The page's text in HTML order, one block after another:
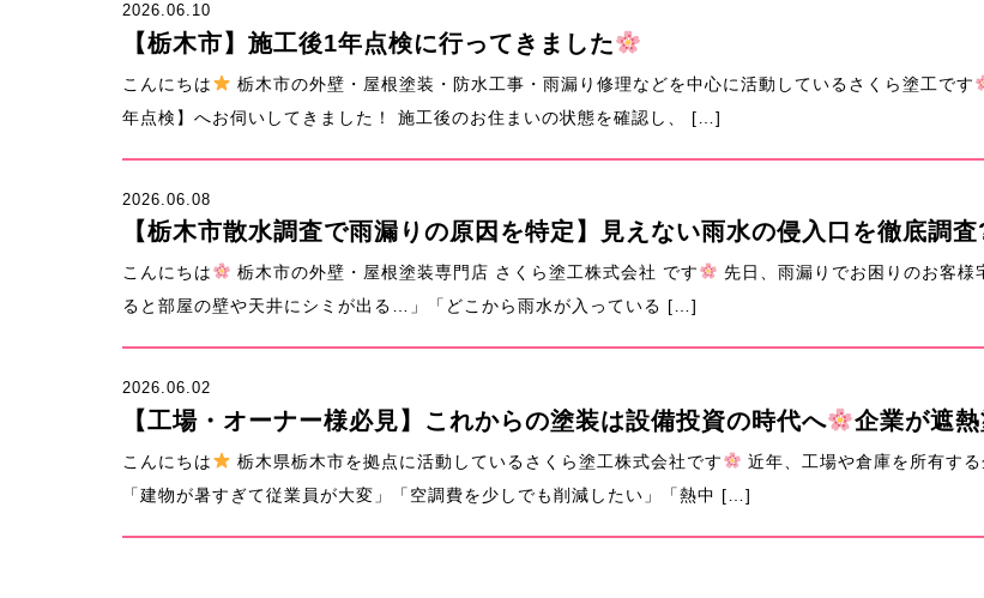
2026.06.10
【栃木市】施工後1年点検に行ってきました
こんにちは 栃木市の外壁・屋根塗装・防水工事・雨漏り修理などを中心に活動しているさくら塗工です
年点検】へお伺いしてきました！ 施工後のお住まいの状態を確認し、 […]
2026.06.08
【栃木市散水調査で雨漏りの原因を特定】見えない雨水の侵入口を徹底調
こんにちは 栃木市の外壁・屋根塗装専門店 さくら塗工株式会社 です
先日、雨漏りでお困りのお客
ると部屋の壁や天井にシミが出る…」「どこから雨水が入っている […]
2026.06.02
【工場・オーナー様必見】これからの塗装は設備投資の時代へ 企業が遮
こんにちは 栃木県栃木市を拠点に活動しているさくら塗工株式会社です 近年、工場や倉庫を所有す
「建物が暑すぎて従業員が大変」「空調費を少しでも削減したい」「熱中 […]